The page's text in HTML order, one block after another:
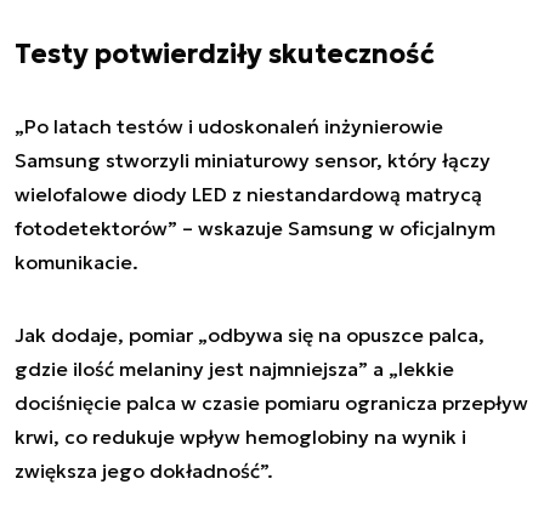
Testy potwierdziły skuteczność
„Po latach testów i udoskonaleń inżynierowie
Samsung stworzyli miniaturowy sensor, który łączy
wielofalowe diody LED z niestandardową matrycą
fotodetektorów” – wskazuje Samsung w oficjalnym
komunikacie.
Jak dodaje, pomiar „odbywa się na opuszce palca,
gdzie ilość melaniny jest najmniejsza” a „lekkie
dociśnięcie palca w czasie pomiaru ogranicza przepływ
krwi, co redukuje wpływ hemoglobiny na wynik i
zwiększa jego dokładność”.